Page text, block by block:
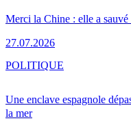
Merci la Chine : elle a
27.07.2026
Une enclave espagnole
la mer
POLITIQUE